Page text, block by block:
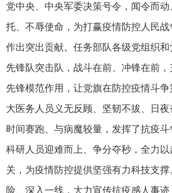
党中央、中央军委决策号令，闻令而
托、不辱使命，为打赢疫情防控人民
作出突出贡献。任务部队各级党组织
先锋队突击队，战斗在前、冲锋在前
先锋模范作用，让党旗在防控疫情斗
大医务人员义无反顾、坚韧不拔、日
时间赛跑、与病魔较量，发挥了抗疫斗
科研人员迎难而上、争分夺秒，全力
关，为疫情防控提供坚强有力科技支
险、深入一线，大力宣传抗疫感人事